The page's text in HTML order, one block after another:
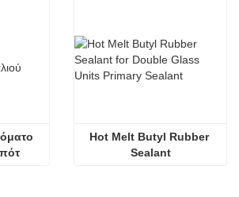
Hot Melt Butyl Rubber
Sealant